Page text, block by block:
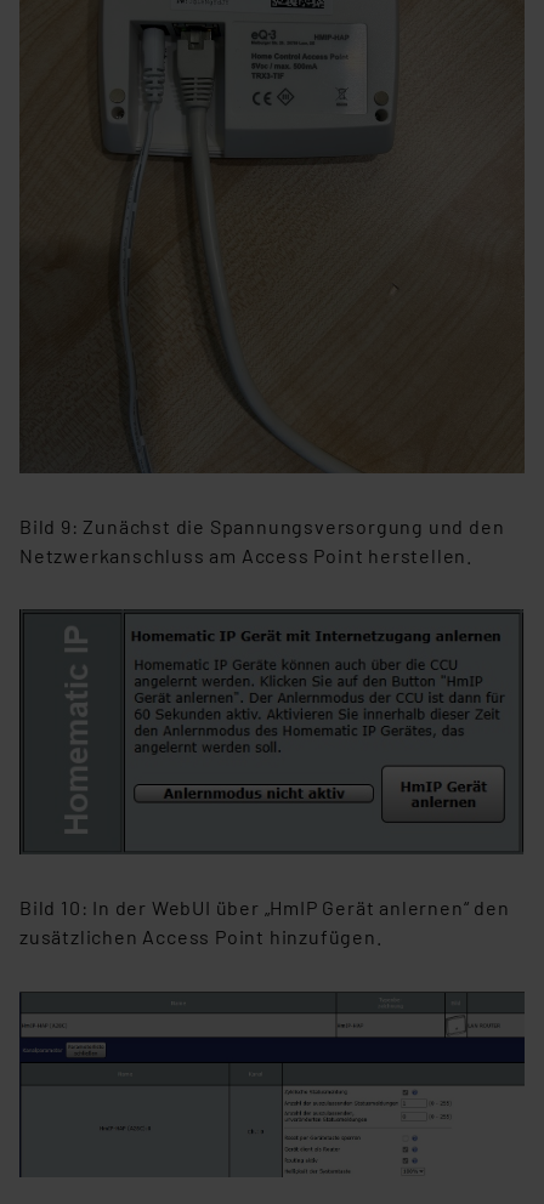
Bild 9: Zunächst die Spannungsversorgung und den
Netzwerkanschluss am Access Point herstellen.
Bild 10: In der WebUI über „HmIP Gerät anlernen“ den
zusätzlichen Access Point hinzufügen.